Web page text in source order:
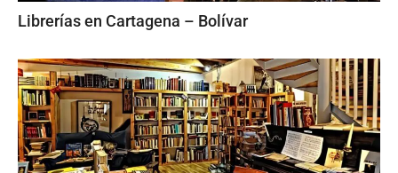
Librerías en Cartagena – Bolívar